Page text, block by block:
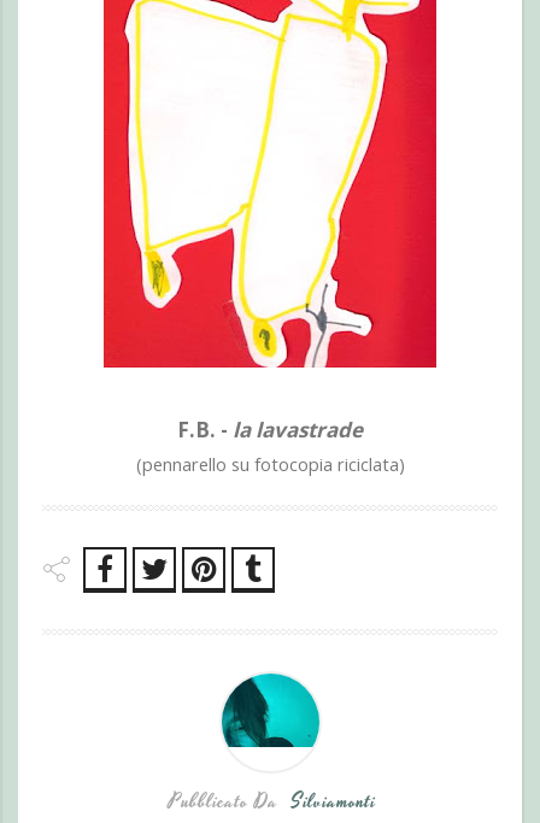
F.B. - la lavastrade
(pennarello su fotocopia riciclata)
Pubblicato Da Silviamonti